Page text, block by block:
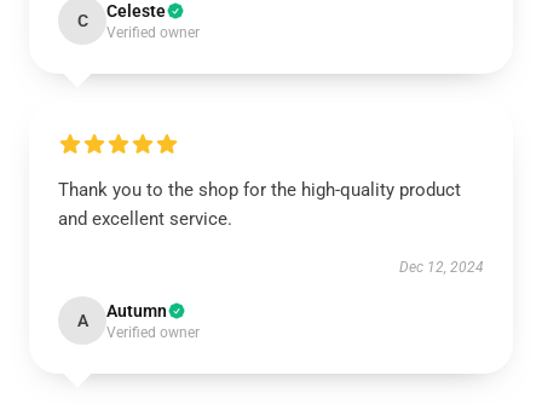
C Celeste
Verified owner
Thank you to the shop for the high-quality product
and excellent service.
Dec 12, 2024
A Autumn
Verified owner